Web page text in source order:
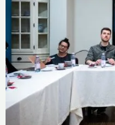
Erdélyi
Vállakozói
Iskola
képzési
hétvége!